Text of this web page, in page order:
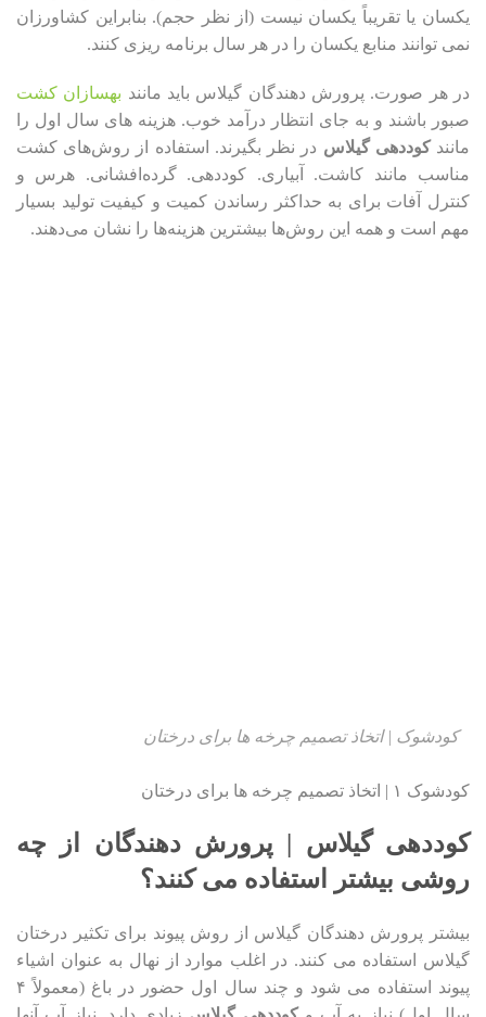
یکسان یا تقریباً یکسان نیست (از نظر حجم). بنابراین کشاورزان
نمی توانند منابع یکسان را در هر سال برنامه ریزی کنند.
در هر صورت. پرورش دهندگان گیلاس باید مانند بهسازان کشت
صبور باشند و به جای انتظار درآمد خوب. هزینه های سال اول را
مانندکوددهی گیلاس در نظر بگیرند. استفاده از روش‌های کشت
مناسب مانند کاشت. آبیاری. کوددهی. گرده‌افشانی. هرس و
کنترل آفات برای به حداکثر رساندن کمیت و کیفیت تولید بسیار
مهم است و همه این روش‌ها بیشترین هزینه‌ها را نشان می‌دهند.
کودشوک | اتخاذ تصمیم چرخه ها برای درختان
کودشوک ۱ | اتخاذ تصمیم چرخه ها برای درختان
کوددهی گیلاس | پرورش دهندگان از چه
روشی بیشتر استفاده می کنند؟
بیشتر پرورش دهندگان گیلاس از روش پیوند برای تکثیر درختان
گیلاس استفاده می کنند. در اغلب موارد از نهال به عنوان اشیاء
پیوند استفاده می شود و چند سال اول حضور در باغ (معمولاً ۴